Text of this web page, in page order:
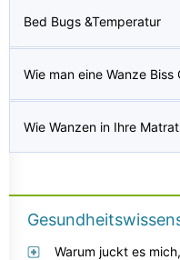
Bed Bugs &Temperatur
Wie man eine Wanze Biss
Wie Wanzen in Ihre
Warum juckt es